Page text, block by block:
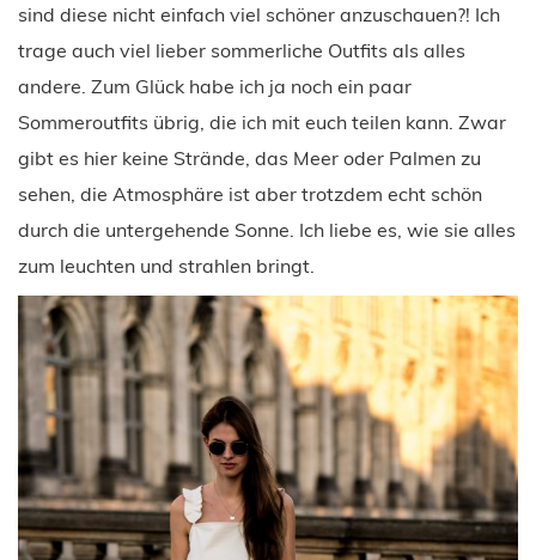
sind diese nicht einfach viel schöner anzuschauen?! Ich
trage auch viel lieber sommerliche Outfits als alles
andere. Zum Glück habe ich ja noch ein paar
Sommeroutfits übrig, die ich mit euch teilen kann. Zwar
gibt es hier keine Strände, das Meer oder Palmen zu
sehen, die Atmosphäre ist aber trotzdem echt schön
durch die untergehende Sonne. Ich liebe es, wie sie alles
zum leuchten und strahlen bringt.